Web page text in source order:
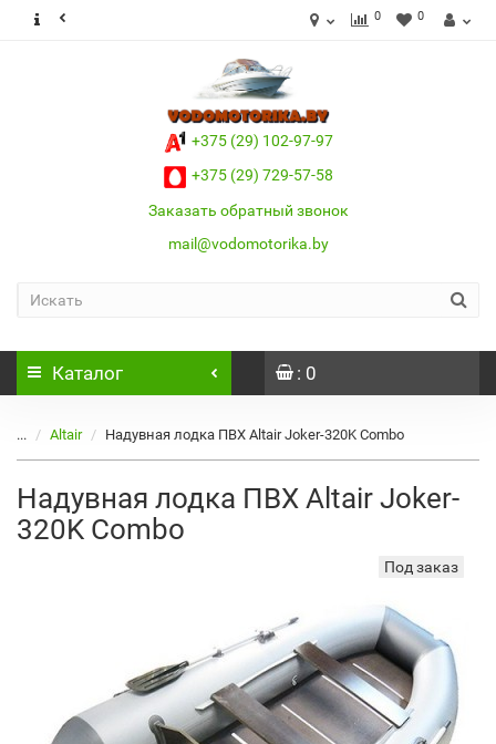
0 0
+375 (29) 102-97-97
+375 (29) 729-57-58
Заказать обратный звонок
mail@vodomotorika.by
Каталог : 0
... Altair Надувная лодка ПВХ Altair Joker-320K Combo
Надувная лодка ПВХ Altair Joker-
320K Combo
Под заказ